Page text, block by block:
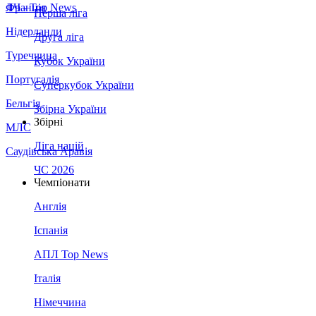
Франція
Нідерланди
Туреччина
Португалія
Бельгія
МЛС
Саудівська Аравія
ЛЧ - Top News
Перша ліга
Друга ліга
Кубок України
Суперкубок України
Збірна України
Збірні
Ліга націй
ЧС 2026
Чемпіонати
Англія
Іспанія
АПЛ Top News
Італія
Німеччина